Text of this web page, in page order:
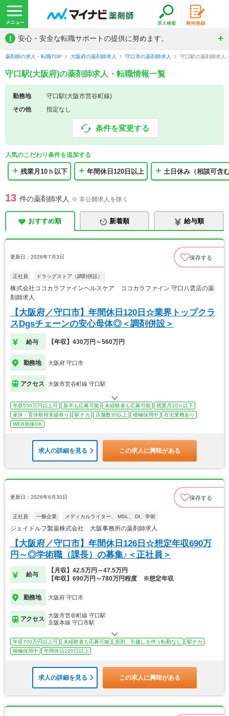
! 安心・安全な転職サポートの提供に努めます。
薬剤師の求人・転職TOP 大阪府の薬剤師求人 守口市の薬剤師求人 守口駅の薬剤師求人
守口駅(大阪府)の薬剤師求人・転職情報一覧
勤務地
守口駅(大阪市営谷町線)
その他
指定なし
条件を変更する
人気のこだわり条件を追加する
残業月10ｈ以下 年間休日120日以上 土日休み（相談可含
13 件の薬剤師求人 ※ 非公開求人を除く
おすすめ順 新着順 給与順
更新日：2026年7月3日 保存する
正社員 ドラッグストア（調剤併設）
株式会社ココカラファインヘルスケア ココカラファイン 守口八雲店の薬
剤師求人
【大阪府／守口市】年間休日120日☆業界トップクラ
スDgsチェーンの安心母体◎＜調剤併設＞
給与 【年収】430万円～560万円
勤務地 大阪府 守口市
アクセス 大阪市営谷町線 守口駅
年収550万円以上可 新卒も応募可能 未経験者も応募可能
残業月10ｈ以下
産休・育休取得実績有り
駅チカ 店舗数30以上 積極採用中
在宅業務あり
WEB面接OK
求人の詳細を見る この求人に興味がある
更新日：2026年6月30日 保存する
正社員 一般企業 メディカルライター、 MSL、 DI、学術
ジェイドルフ製薬株式会社 大阪事務所の薬剤師求人
【大阪府／守口市】年間休日126日☆想定年収690万
円～◎学術職（課長）の募集♪＜正社員＞
給与
【月収】42.5万円～47.5万円
【年収】690万円～780万円程度 ※想定年収
勤務地 大阪府 守口市
アクセス
大阪市営谷町線 守口駅
京阪本線 守口市駅
年収700万円以上可 未経験者も応募可能 原則、引越しを伴う転勤なし
駅チカ
積極採用中
年間休日120日以上
求人の詳細を見る この求人に興味がある